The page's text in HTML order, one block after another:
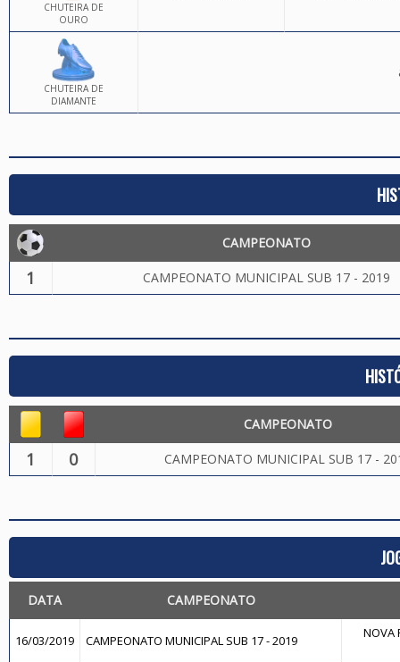
CHUTEIRA DE
OURO
CHUTEIRA DE
DIAMANTE
CAMPEONATO
1 CAMPEONATO MUNICIPAL SUB 17 - 2019
CAMPEONATO
1 0 CAMPEONATO MUNICIPAL SUB 17 -
DATA CAMPEONATO
16/03/2019 CAMPEONATO MUNICIPAL SUB 17 - 2019 NOVA